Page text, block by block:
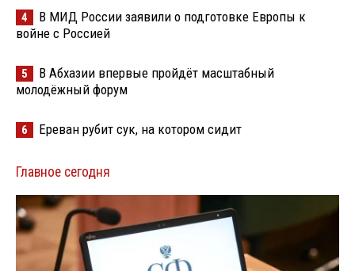
4
В МИД России заявили о подготовке Европы к
войне с Россией
5
В Абхазии впервые пройдёт масштабный
молодёжный форум
6 Ереван рубит сук, на котором сидит
Главное сегодня